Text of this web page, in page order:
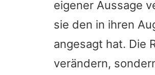
eigener Aussage
sie den in ihren
angesagt hat. Die
verändern,